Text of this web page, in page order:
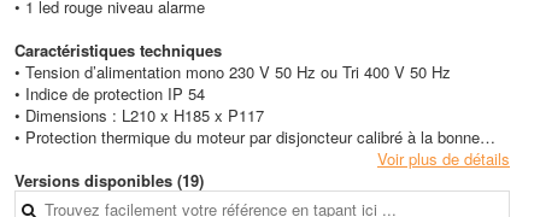
• 1 led rouge niveau alarme
Caractéristiques techniques
• Tension d’alimentation mono 230 V 50 Hz ou Tri 400 V 50 Hz
• Indice de protection IP 54
• Dimensions : L210 x H185 x P117
• Protection thermique du moteur par disjoncteur calibré à la bonne
Voir plus de détails
Versions disponibles (19)